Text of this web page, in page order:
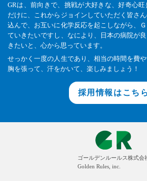
GRは、前向きで、挑戦が大好きな、好奇心
だけに、これからジョインしていただく皆さ
込んで、お互いに化学反応を起こしながら、
ていきたいですし、なにより、日本の病院が
きたいと、心から思っています。
せっかく一度の人生であり、相当の時間を費
胸を張って、汗をかいて、楽しみましょう！
採用情報はこちら
ゴールデンルールス株式会
Golden Rules, inc.